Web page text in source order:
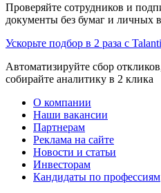
Проверяйте сотрудников и
документы без бумаг и личных
Ускорьте подбор в 2 раза с
Автоматизируйте сбор
собирайте аналитику в 2 клика
О компании
Наши вакансии
Партнерам
Реклама на сайте
Новости и статьи
Инвесторам
Кандидаты по профессиям